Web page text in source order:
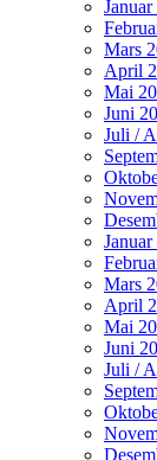
Mars
April
Mai
Juni
Juli /
Mars
April
Mai
Juni
Juli /